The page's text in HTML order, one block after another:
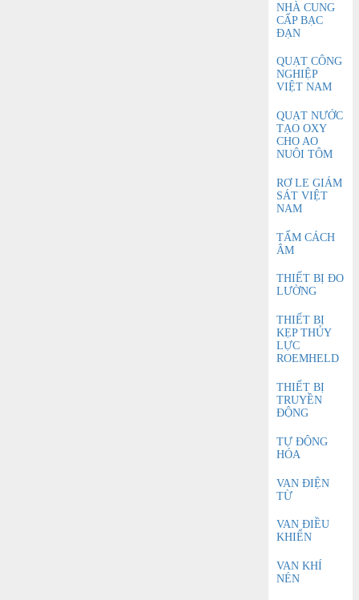
NHÀ CUNG
CẤP BẠC
ĐẠN
QUẠT CÔNG
NGHIỆP
VIỆT NAM
QUẠT NƯỚC
TẠO OXY
CHO AO
NUÔI TÔM
RƠ LE GIÁM
SÁT VIỆT
NAM
TẤM CÁCH
ÂM
THIẾT BỊ ĐO
LƯỜNG
THIẾT BỊ
KẸP THỦY
LỰC
ROEMHELD
THIẾT BỊ
TRUYỀN
ĐỘNG
TỰ ĐỘNG
HÓA
VAN ĐIỆN
TỪ
VAN ĐIỀU
KHIỂN
VAN KHÍ
NÉN